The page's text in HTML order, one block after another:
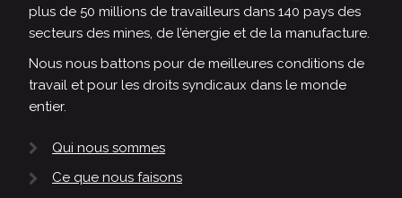
plus de 50 millions de travailleurs dans 140 pays des
secteurs des mines, de l’énergie et de la manufacture.
Nous nous battons pour de meilleures conditions de
travail et pour les droits syndicaux dans le monde
entier.
Qui nous sommes
Ce que nous faisons